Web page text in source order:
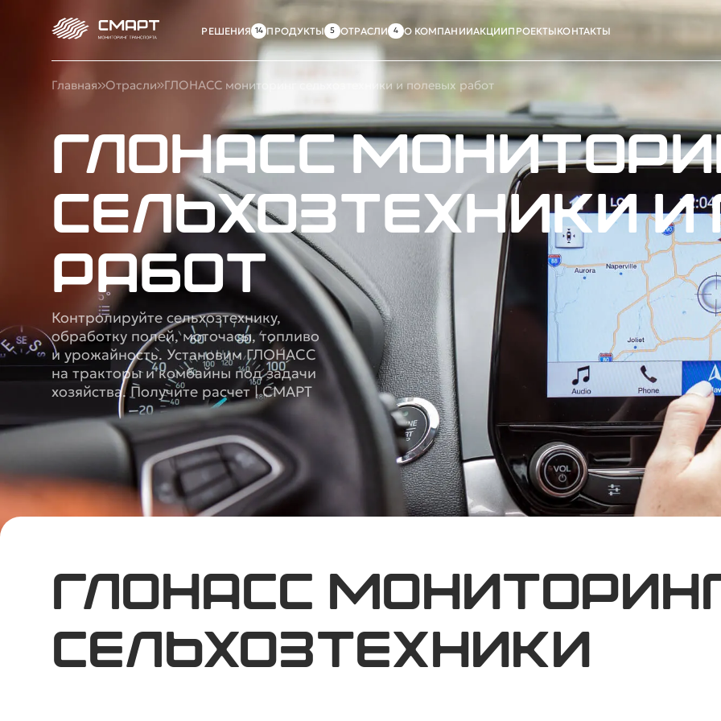
РЕШЕНИЯ ПРОДУКТЫ ОТРАСЛИ О КОМПАНИИАКЦИИПРОЕКТЫКОНТАКТЫ
Главная Отрасли ГЛОНАСС мониторинг сельхозтехники и полевых работ
ГЛОНАСС
сельхозтехники
работ
Контролируйте сельхозтехнику,
обработку полей, моточасы, топливо
и урожайность. Установим ГЛОНАСС
на тракторы и комбайны под задачи
хозяйства. Получите расчет | СМАРТ
ГЛОНАСС
сельхозтехники